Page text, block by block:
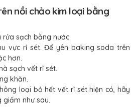
nồi chảo kim loại bằng
sạch bằng nước.
vực rỉ sét. Để yên baking soda trên
hơn.
sạch vết rỉ sét.
khăn.
loại bỏ hết vết rỉ sét hiện có, hãy
giấm như sau.